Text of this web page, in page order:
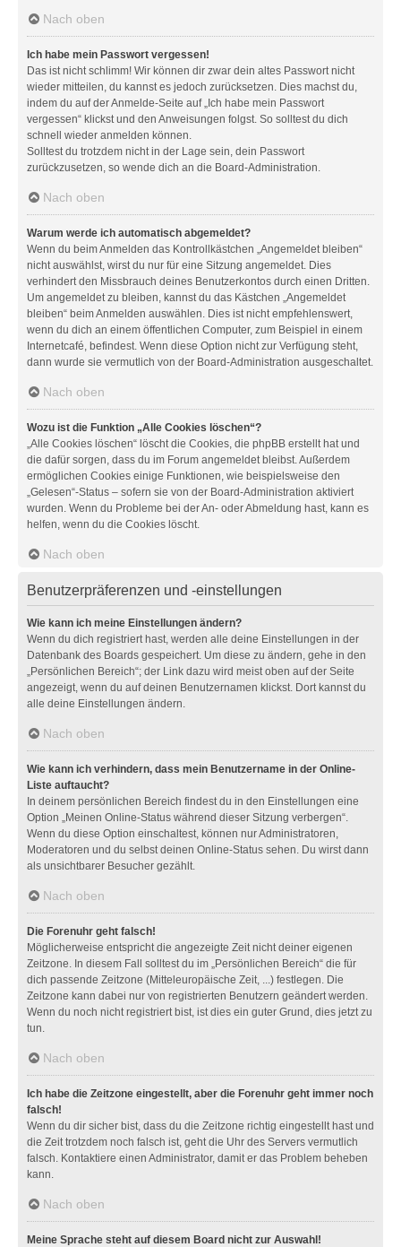
Nach oben
Ich habe mein Passwort vergessen!
Das ist nicht schlimm! Wir können dir zwar dein altes Passwort nicht
wieder mitteilen, du kannst es jedoch zurücksetzen. Dies machst du,
indem du auf der Anmelde-Seite auf „Ich habe mein Passwort
vergessen“ klickst und den Anweisungen folgst. So solltest du dich
schnell wieder anmelden können.
Solltest du trotzdem nicht in der Lage sein, dein Passwort
zurückzusetzen, so wende dich an die Board-Administration.
Nach oben
Warum werde ich automatisch abgemeldet?
Wenn du beim Anmelden das Kontrollkästchen „Angemeldet bleiben“
nicht auswählst, wirst du nur für eine Sitzung angemeldet. Dies
verhindert den Missbrauch deines Benutzerkontos durch einen Dritten.
Um angemeldet zu bleiben, kannst du das Kästchen „Angemeldet
bleiben“ beim Anmelden auswählen. Dies ist nicht empfehlenswert,
wenn du dich an einem öffentlichen Computer, zum Beispiel in einem
Internetcafé, befindest. Wenn diese Option nicht zur Verfügung steht,
dann wurde sie vermutlich von der Board-Administration ausgeschaltet.
Nach oben
Wozu ist die Funktion „Alle Cookies löschen“?
„Alle Cookies löschen“ löscht die Cookies, die phpBB erstellt hat und
die dafür sorgen, dass du im Forum angemeldet bleibst. Außerdem
ermöglichen Cookies einige Funktionen, wie beispielsweise den
„Gelesen“-Status – sofern sie von der Board-Administration aktiviert
wurden. Wenn du Probleme bei der An- oder Abmeldung hast, kann es
helfen, wenn du die Cookies löscht.
Nach oben
Benutzerpräferenzen und -einstellungen
Wie kann ich meine Einstellungen ändern?
Wenn du dich registriert hast, werden alle deine Einstellungen in der
Datenbank des Boards gespeichert. Um diese zu ändern, gehe in den
„Persönlichen Bereich“; der Link dazu wird meist oben auf der Seite
angezeigt, wenn du auf deinen Benutzernamen klickst. Dort kannst du
alle deine Einstellungen ändern.
Nach oben
Wie kann ich verhindern, dass mein Benutzername in der Online-
Liste auftaucht?
In deinem persönlichen Bereich findest du in den Einstellungen eine
Option „Meinen Online-Status während dieser Sitzung verbergen“.
Wenn du diese Option einschaltest, können nur Administratoren,
Moderatoren und du selbst deinen Online-Status sehen. Du wirst dann
als unsichtbarer Besucher gezählt.
Nach oben
Die Forenuhr geht falsch!
Möglicherweise entspricht die angezeigte Zeit nicht deiner eigenen
Zeitzone. In diesem Fall solltest du im „Persönlichen Bereich“ die für
dich passende Zeitzone (Mitteleuropäische Zeit, ...) festlegen. Die
Zeitzone kann dabei nur von registrierten Benutzern geändert werden.
Wenn du noch nicht registriert bist, ist dies ein guter Grund, dies jetzt zu
tun.
Nach oben
Ich habe die Zeitzone eingestellt, aber die Forenuhr geht immer noch
falsch!
Wenn du dir sicher bist, dass du die Zeitzone richtig eingestellt hast und
die Zeit trotzdem noch falsch ist, geht die Uhr des Servers vermutlich
falsch. Kontaktiere einen Administrator, damit er das Problem beheben
kann.
Nach oben
Meine Sprache steht auf diesem Board nicht zur Auswahl!